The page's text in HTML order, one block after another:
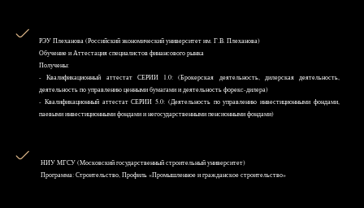
РЭУ Плеханова (Российский экономический университет им. Г.В. Плеханова)
Обучение и Аттестация специалистов финансового рынка
Получены:
- Квалификационный аттестат СЕРИИ 1.0: (Брокерская деятельность, дилерская деятельность,
деятельность по управлению ценными бумагами и деятельность форекс-дилера)
- Квалификационный аттестат СЕРИИ 5.0: (Деятельность по управлению инвестиционными фондами,
паевыми инвестиционными фондами и негосударственными пенсионными фондами)
НИУ MГСУ (Московский государственный строительный университет)
Программа: Строительство, Профиль «Промышленное и гражданское строительство»